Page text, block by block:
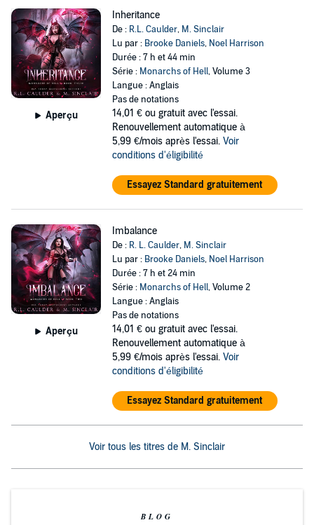
Aperçu
Inheritance
De : R.L. Caulder, M. Sinclair
Lu par : Brooke Daniels, Noel Harrison
Durée : 7 h et 44 min
Série : Monarchs of Hell, Volume 3
Langue : Anglais
Pas de notations
14,01 € ou gratuit avec l'essai.
Renouvellement automatique à
5,99 €/mois après l'essai. Voir
conditions d'éligibilité
Essayez Standard gratuitement
Aperçu
Imbalance
De : R. L. Caulder, M. Sinclair
Lu par : Brooke Daniels, Noel Harrison
Durée : 7 h et 24 min
Série : Monarchs of Hell, Volume 2
Langue : Anglais
Pas de notations
14,01 € ou gratuit avec l'essai.
Renouvellement automatique à
5,99 €/mois après l'essai. Voir
conditions d'éligibilité
Essayez Standard gratuitement
Voir tous les titres de M. Sinclair
BLOG